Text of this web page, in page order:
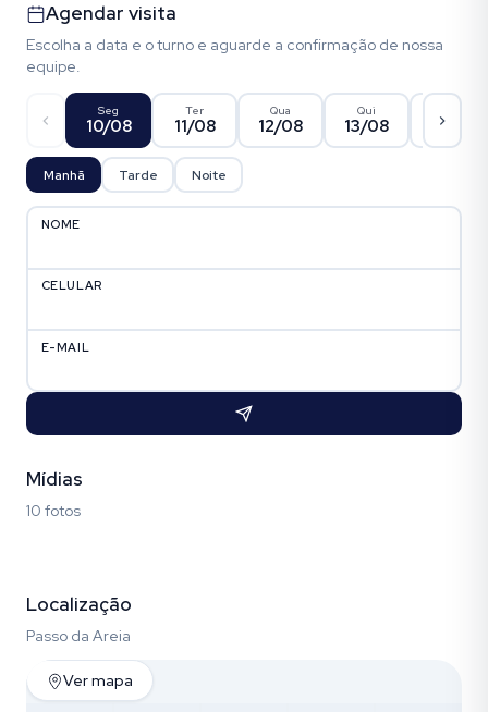
Agendar visita
Escolha a data e o turno e aguarde a confirmação de nossa
equipe.
Seg
10/08
Ter
11/08
Qua
12/08
Qui
13/08 14/08
Manhã Tarde Noite
NOME
CELULAR
E-MAIL
Mídias
10 fotos
Localização
Passo da Areia
Ver mapa